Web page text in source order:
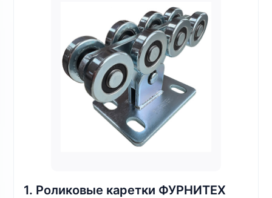
1. Роликовые каретки ФУРНИТЕХ